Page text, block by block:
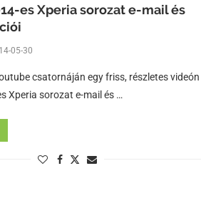
es Xperia sorozat e-mail és
05-30
csatornáján egy friss, részletes videón
Xperia sorozat e-mail és …